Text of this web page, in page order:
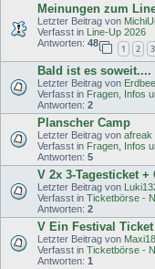
Meinungen zum
Letzter Beitrag von
Verfasst in Line-Up 2026
Antworten: 48
1 2 3
Bald ist es soweit....
Letzter Beitrag von
Verfasst in Fragen, Infos
Antworten: 2
Planscher Camp
Letzter Beitrag von afreak
Verfasst in Fragen, Infos
Antworten: 5
V 2x 3-Tagesticket +
Letzter Beitrag von
Verfasst in Ticketbörse -
Antworten: 2
V Ein Festival Ticket
Letzter Beitrag von
Verfasst in Ticketbörse -
Antworten: 1